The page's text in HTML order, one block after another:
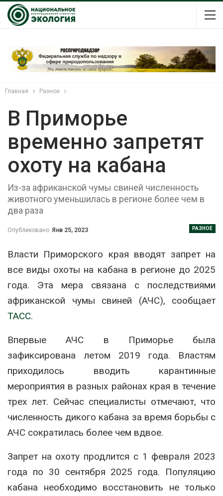
Главная Разное
В Приморье
временно запретят
охоту на кабана
Из-за африканской чумы свиней численность
животного уменьшилась в регионе более чем в
два раза
РАЗНОЕ
Опубликовано Янв 25, 2023
Власти Приморского края вводят запрет на
все виды охоты на кабана в регионе до 2025
года. Эта мера связана с последствиями
африканской чумы свиней (АЧС), сообщает
ТАСС.
Впервые АЧС в Приморье была
зафиксирована летом 2019 года. Властям
приходилось вводить карантинные
мероприятия в разных районах края в течение
трех лет. Сейчас специалисты отмечают, что
численность дикого кабана за время борьбы с
АЧС сократилась более чем вдвое.
Запрет на охоту продлится с 1 февраля 2023
года по 30 сентября 2025 года. Популяцию
кабана необходимо восстановить не только